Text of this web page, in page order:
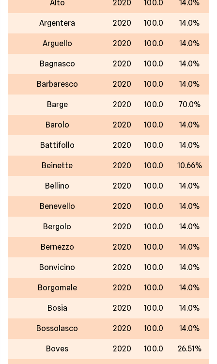
Alto 2020 100.0 14.0%
Argentera 2020 100.0 14.0%
Arguello 2020 100.0 14.0%
Bagnasco 2020 100.0 14.0%
Barbaresco 2020 100.0 14.0%
Barge 2020 100.0 70.0%
Barolo 2020 100.0 14.0%
Battifollo 2020 100.0 14.0%
Beinette 2020 100.0 10.66%
Bellino 2020 100.0 14.0%
Benevello 2020 100.0 14.0%
Bergolo 2020 100.0 14.0%
Bernezzo 2020 100.0 14.0%
Bonvicino 2020 100.0 14.0%
Borgomale 2020 100.0 14.0%
Bosia 2020 100.0 14.0%
Bossolasco 2020 100.0 14.0%
Boves 2020 100.0 26.51%